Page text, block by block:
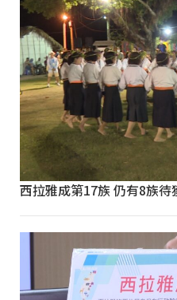
西拉雅成第17族 仍有8族待